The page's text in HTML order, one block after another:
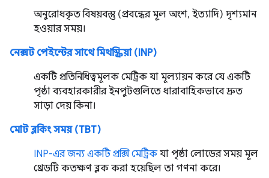
অনুরোধকৃত বিষয়বস্তু (প্রবন্ধের মূল অংশ, ইত্যাদি) দৃশ্যমান
হওয়ার সময়।
নেক্সট পেইন্টের সাথে মিথস্ক্রিয়া (INP)
একটি প্রতিনিধিত্বমূলক মেট্রিক যা মূল্যায়ন করে যে একটি
পৃষ্ঠা ব্যবহারকারীর ইনপুটগুলিতে ধারাবাহিকভাবে দ্রুত
সাড়া দেয় কিনা।
মোট ব্লকিং সময় (TBT)
INP-এর জন্য একটি প্রক্সি মেট্রিকযা পৃষ্ঠা লোডের সময় মূল
থ্রেডটি কতক্ষণ ব্লক করা হয়েছিল তা গণনা করে।